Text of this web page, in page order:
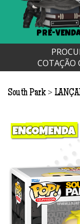
PRÉ-
COTAÇÃO
South Park >